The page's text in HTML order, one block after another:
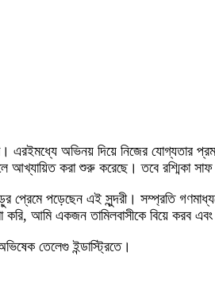
এরইমধ্যে অভিনয় দিয়ে নিজের যোগ্যতার
করা শুরু করেছে। তবে রশ্মিকা সাফ
প্রেমে পড়েছেন এই সুন্দরী। সম্প্রতি
আমি একজন তামিলবাসীকে বিয়ে করব
তেলেগু ইন্ডাস্ট্রিতে।